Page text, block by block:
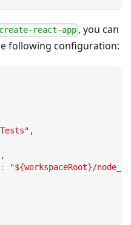
create-react-app , you can
following configuration:
Tests" ,
,
:
"${workspaceRoot}/